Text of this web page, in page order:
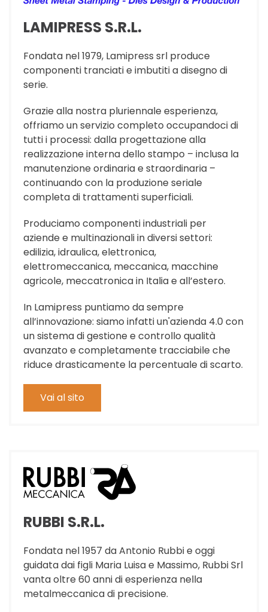
LAMIPRESS S.R.L.
Fondata nel 1979, Lamipress srl produce
componenti tranciati e imbutiti a disegno di
serie.
Grazie alla nostra pluriennale esperienza,
offriamo un servizio completo occupandoci di
tutti i processi: dalla progettazione alla
realizzazione interna dello stampo – inclusa la
manutenzione ordinaria e straordinaria –
continuando con la produzione seriale
completa di trattamenti superficiali.
Produciamo componenti industriali per
aziende e multinazionali in diversi settori:
edilizia, idraulica, elettronica,
elettromeccanica, meccanica, macchine
agricole, meccatronica in Italia e all’estero.
In Lamipress puntiamo da sempre
all’innovazione: siamo infatti un'azienda 4.0 con
un sistema di gestione e controllo qualità
avanzato e completamente tracciabile che
riduce drasticamente la percentuale di scarto.
Vai al sito
RUBBI S.R.L.
Fondata nel 1957 da Antonio Rubbi e oggi
guidata dai figli Maria Luisa e Massimo, Rubbi Srl
vanta oltre 60 anni di esperienza nella
metalmeccanica di precisione.